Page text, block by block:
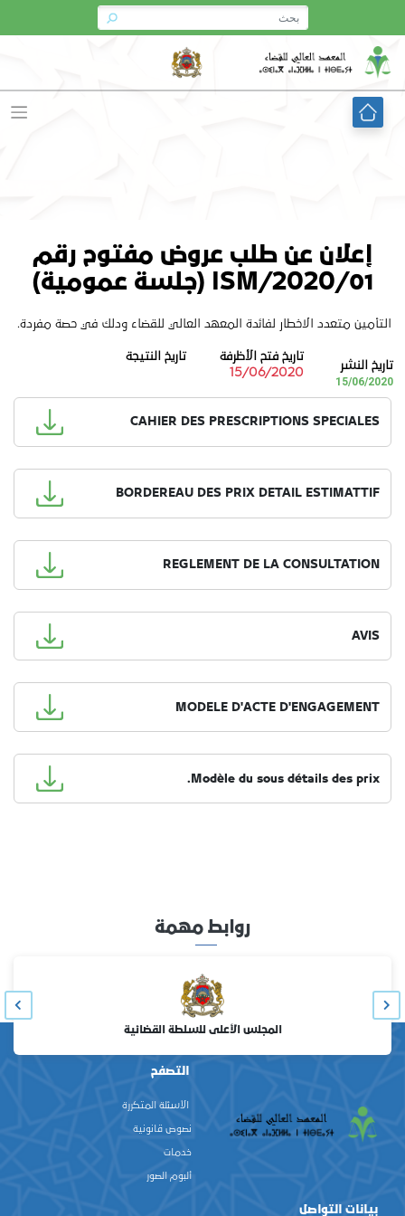
content
إعلان عن طلب عروض مفتوح رقم
01/ISM/2020 (جلسة عمومية)
التأمین متعدد الاخطار لفائدة المعھد العالي للقضاء ودلك في حصة مفردة.
تاريخ النشر
15/06/2020
تاريخ فتح الأظرفة
15/06/2020
تاريخ النتيجة
CAHIER DES PRESCRIPTIONS SPECIALES
BORDEREAU DES PRIX DETAIL ESTIMATTIF
REGLEMENT DE LA CONSULTATION
AVIS
MODELE D'ACTE D'ENGAGEMENT
Modèle du sous détails des prix.
روابط مهمة
المجلس الأعلى للسلطة القضائية
التصفح
الأسئلة المتكررة
نصوص قانونية
خدمات
ألبوم الصور
بيانات التواصل